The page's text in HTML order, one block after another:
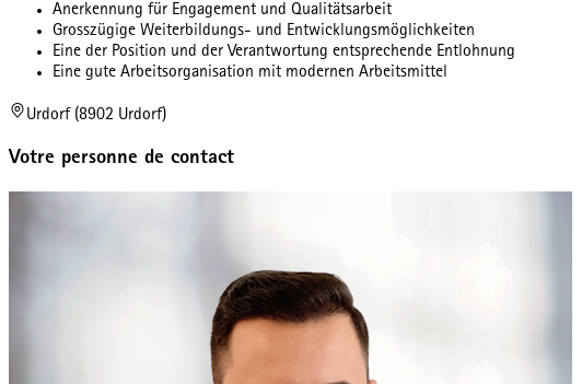
Anerkennung für Engagement und Qualitätsarbeit
Grosszügige Weiterbildungs- und Entwicklungsmöglichkeiten
Eine der Position und der Verantwortung entsprechende Entlohnung
Eine gute Arbeitsorganisation mit modernen Arbeitsmittel
Urdorf (8902 Urdorf)
Votre personne de contact